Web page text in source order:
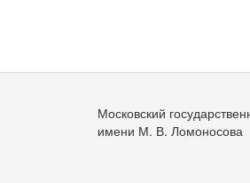
Московский
имени М. В. Ломоносова